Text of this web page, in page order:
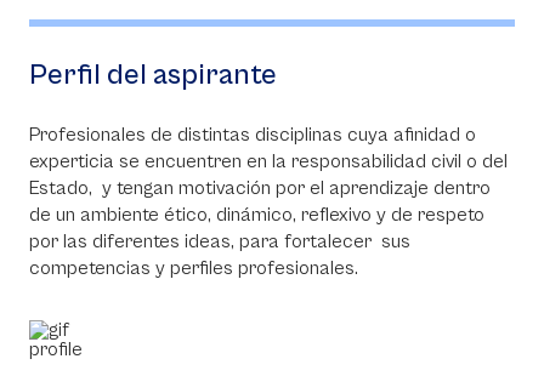
Perfil del aspirante
Profesionales de distintas disciplinas cuya afinidad o
experticia se encuentren en la responsabilidad civil o del
Estado, y tengan motivación por el aprendizaje dentro
de un ambiente ético, dinámico, reflexivo y de respeto
por las diferentes ideas, para fortalecer sus
competencias y perfiles profesionales.